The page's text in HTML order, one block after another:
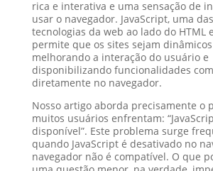
rica e interativa e uma sensação de
usar o navegador. JavaScript, uma
tecnologias da web ao lado do HTML
permite que os sites sejam
melhorando a interação do usuário e
disponibilizando funcionalidades
diretamente no navegador.
Nosso artigo aborda precisamente o
muitos usuários enfrentam:
disponível”. Este problema surge
quando JavaScript é desativado no
navegador não é compatível. O que